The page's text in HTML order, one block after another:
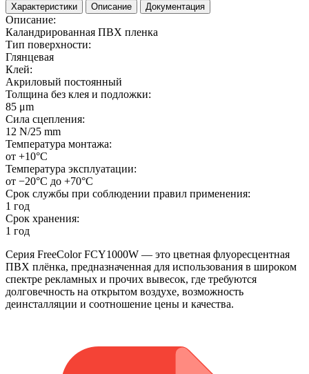
Характеристики
Описание Документация
Описание:
Каландрированная ПВХ пленка
Тип поверхности:
Глянцевая
Клей:
Акриловый постоянный
Толщина без клея и подложки:
85 μm
Сила сцепления:
12 N/25 mm
Температура монтажа:
от +10°С
Температура эксплуатации:
от −20°С до +70°С
Срок службы при соблюдении правил применения:
1 год
Срок хранения:
1 год
Серия FreeColor FCY1000W — это цветная флуоресцентная
ПВХ плёнка, предназначенная для использования в широком
спектре рекламных и прочих вывесок, где требуются
долговечность на открытом воздухе, возможность
деинсталляции и соотношение цены и качества.